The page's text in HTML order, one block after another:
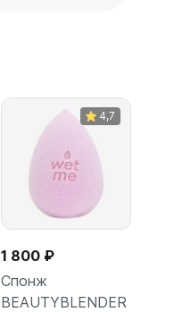
4,7
1 800 ₽
Спонж
BEAUTYBLENDER